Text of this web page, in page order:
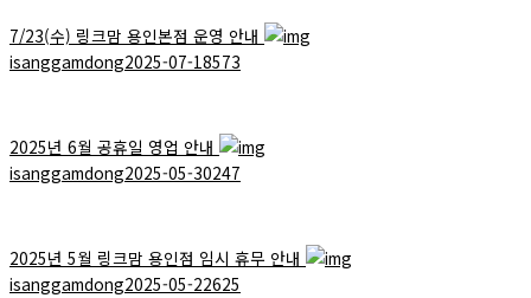
7/23(수) 링크맘 용인본점 운영 안내
isanggamdong2025-07-18573
2025년 6월 공휴일 영업 안내
isanggamdong2025-05-30247
2025년 5월 링크맘 용인점 임시 휴무 안내
isanggamdong2025-05-22625